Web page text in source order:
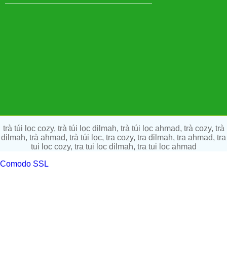
trà túi lọc cozy, trà túi lọc dilmah, trà túi lọc ahmad, trà cozy, trà
dilmah, trà ahmad, trà túi lọc, tra cozy, tra dilmah, tra ahmad, tra
tui loc cozy, tra tui loc dilmah, tra tui loc ahmad
Comodo SSL